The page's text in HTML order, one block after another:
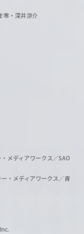
零・深井涼介
メディアワークス／SAO
・メディアワークス／青